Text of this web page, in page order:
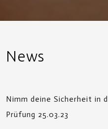
News
Nimm deine Sicherheit in
Prüfung 25.03.23